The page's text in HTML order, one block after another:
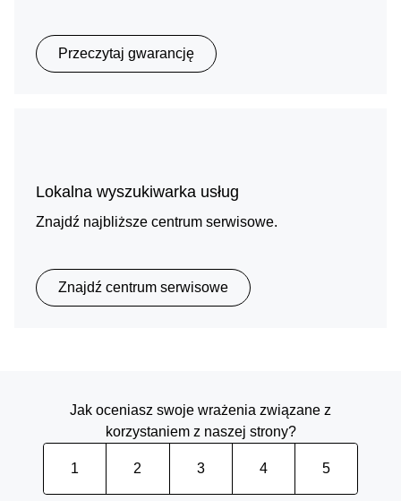
Przeczytaj gwarancję
Lokalna wyszukiwarka usług
Znajdź najbliższe centrum serwisowe.
Znajdź centrum serwisowe
Jak oceniasz swoje wrażenia związane z
korzystaniem z naszej strony?
1 2 3 4 5